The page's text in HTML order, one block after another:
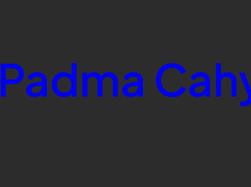
Padma